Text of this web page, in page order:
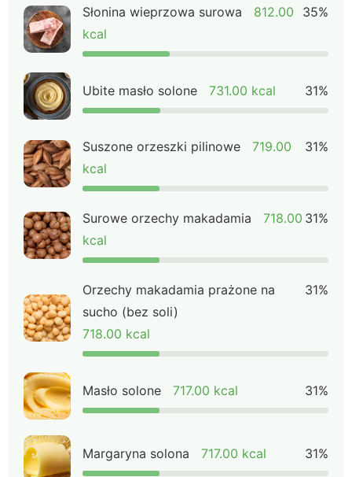
Słonina wieprzowa surowa
812.00
kcal
35%
Ubite masło solone 731.00 kcal 31%
Suszone orzeszki pilinowe
719.00
kcal
31%
Surowe orzechy makadamia
718.00
kcal
31%
Orzechy makadamia prażone na
sucho (bez soli)
718.00 kcal
31%
Masło solone 717.00 kcal 31%
Margaryna solona 717.00 kcal 31%